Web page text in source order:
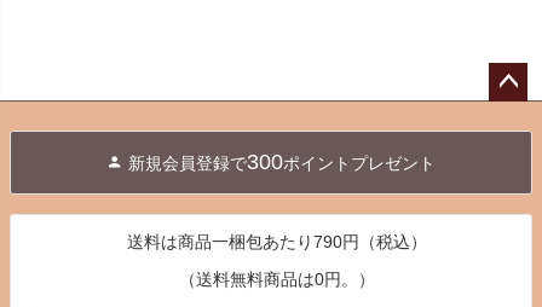
へ
新規会員登録で300ポイントプレゼント
送料は商品一梱包あたり790円（税込）
（送料無料商品は0円。）